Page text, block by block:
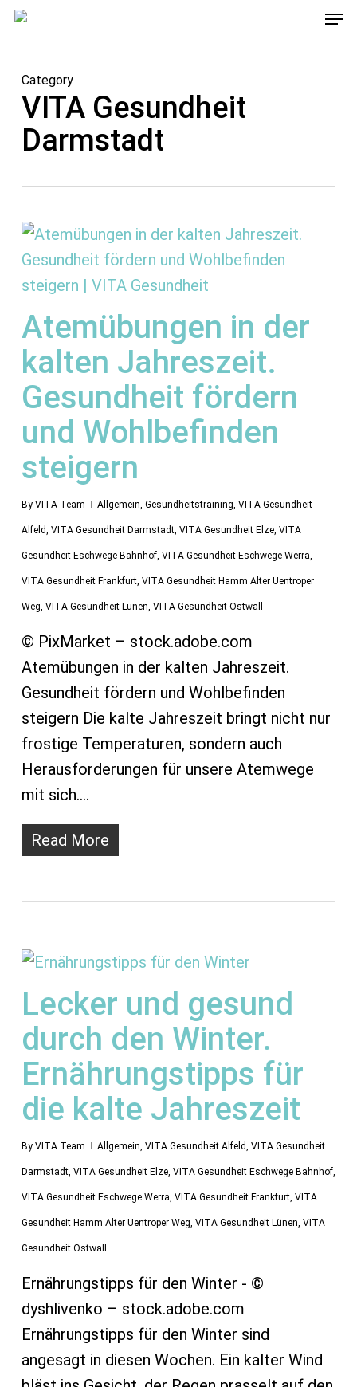
Skip
content
Category
VITA Gesundheit
Darmstadt
Atemübungen in der
kalten Jahreszeit.
Gesundheit fördern
und Wohlbefinden
steigern
By VITA Team Allgemein, Gesundheitstraining, VITA Gesundheit
Alfeld, VITA Gesundheit Darmstadt, VITA Gesundheit Elze, VITA
Gesundheit Eschwege Bahnhof, VITA Gesundheit Eschwege Werra,
VITA Gesundheit Frankfurt, VITA Gesundheit Hamm Alter Uentroper
Weg, VITA Gesundheit Lünen, VITA Gesundheit Ostwall
© PixMarket – stock.adobe.com
Atemübungen in der kalten Jahreszeit.
Gesundheit fördern und Wohlbefinden
steigern Die kalte Jahreszeit bringt nicht nur
frostige Temperaturen, sondern auch
Herausforderungen für unsere Atemwege
mit sich.…
Read More
Lecker und gesund
durch den Winter.
Ernährungstipps für
die kalte Jahreszeit
By VITA Team Allgemein, VITA Gesundheit Alfeld, VITA Gesundheit
Darmstadt, VITA Gesundheit Elze, VITA Gesundheit Eschwege Bahnhof,
VITA Gesundheit Eschwege Werra, VITA Gesundheit Frankfurt, VITA
Gesundheit Hamm Alter Uentroper Weg, VITA Gesundheit Lünen, VITA
Gesundheit Ostwall
Ernährungstipps für den Winter - ©
dyshlivenko – stock.adobe.com
Ernährungstipps für den Winter sind
angesagt in diesen Wochen. Ein kalter Wind